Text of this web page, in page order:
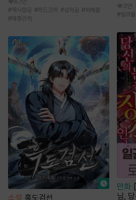
#짝사랑공 #하드코어 #상처공 #피폐물
#애증관계
소설 흑도검선
3만
#빙의물
만화
님,